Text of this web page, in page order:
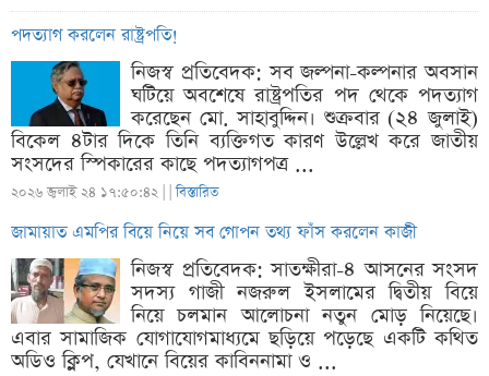
পদত্যাগ করলেন রাষ্ট্রপতি!
নিজস্ব প্রতিবেদক: সব জল্পনা-কল্পনার অবসান
ঘটিয়ে অবশেষে রাষ্ট্রপতির পদ থেকে পদত্যাগ
করেছেন মো. সাহাবুদ্দিন। শুক্রবার (২৪ জুলাই)
বিকেল ৪টার দিকে তিনি ব্যক্তিগত কারণ উল্লেখ করে জাতীয়
সংসদের স্পিকারের কাছে পদত্যাগপত্র ...
২০২৬ জুলাই ২৪ ১৭:৫০:৪২ | |বিস্তারিত
জামায়াত এমপির বিয়ে নিয়ে সব গোপন তথ্য ফাঁস করলেন কাজী
নিজস্ব প্রতিবেদক: সাতক্ষীরা-৪ আসনের সংসদ
সদস্য গাজী নজরুল ইসলামের দ্বিতীয় বিয়ে
নিয়ে চলমান আলোচনা নতুন মোড় নিয়েছে।
এবার সামাজিক যোগাযোগমাধ্যমে ছড়িয়ে পড়েছে একটি কথিত
অডিও ক্লিপ, যেখানে বিয়ের কাবিননামা ও ...